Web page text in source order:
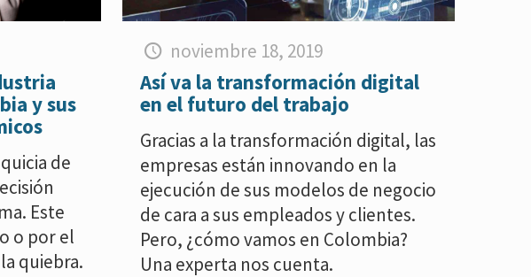
y sus
de
Este
o por el
quiebra.
noviembre 18, 2019
Así va la transformación digital
en el futuro del trabajo
Gracias a la transformación digital, las
empresas están innovando en la
ejecución de sus modelos de negocio
de cara a sus empleados y clientes.
Pero, ¿cómo vamos en Colombia?
Una experta nos cuenta.